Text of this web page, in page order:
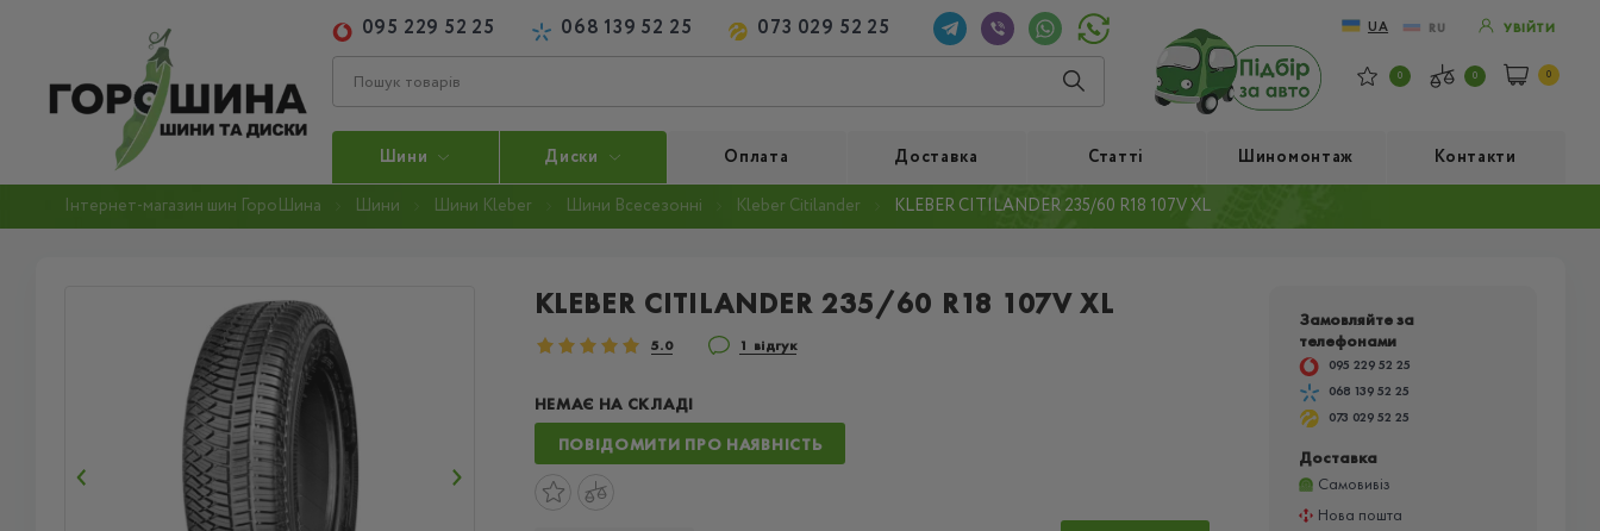
095 229 52 25 068 139 52 25 073 029 52 25 UA RU УВІЙТИ
0 0 0
Шини Диски Оплата Доставка Статті Шиномонтаж Контакти
Інтернет-магазин шин ГороШина Шини Шини Kleber Шини Всесезонні Kleber Citilander KLEBER CITILANDER 235/60 R18 107V XL
KLEBER CITILANDER 235/60 R18 107V XL
5.0 1 відгук
НЕМАЄ НА СКЛАДІ
ПОВІДОМИТИ ПРО НАЯВНІСТЬ
Замовляйте за
телефонами
095 229 52 25
068 139 52 25
073 029 52 25
Доставка
Самовивіз
Нова пошта